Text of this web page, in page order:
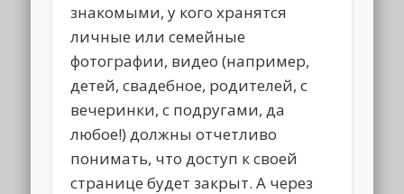
знакомыми, у кого хранятся
личные или семейные
фотографии, видео (например,
детей, свадебное, родителей, с
вечеринки, с подругами, да
любое!) должны отчетливо
понимать, что доступ к своей
странице будет закрыт. А через